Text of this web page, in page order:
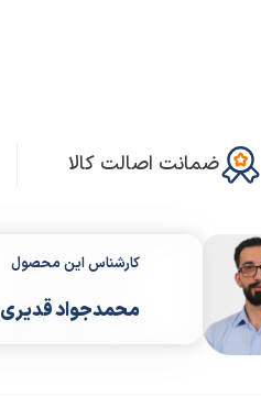
ضمانت اصالت کالا
کارشناس این محصول
محمدجواد قدیری